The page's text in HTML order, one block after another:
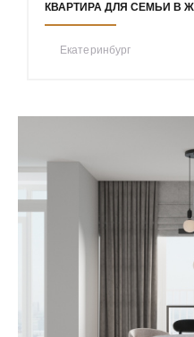
КВАРТИРА ДЛЯ СЕМЬИ В
Екатеринбург